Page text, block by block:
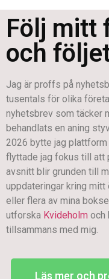
Följ mitt
och
Jag är proffs på
tusentals för olika
nyhetsbrev som täcker
behandlats en aning
2026 bytte jag
flyttade jag fokus till att
avsnitt blir grunden till
uppdateringar kring
eller flera av mina
utforska Kvideholm och
tillsammans med mig.
Läs mer och